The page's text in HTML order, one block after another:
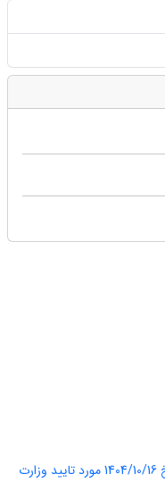
فصلنامه سیاستگذاری پیشرفت شهری در تاریخ 1404/10/16 مورد تایید وزارت